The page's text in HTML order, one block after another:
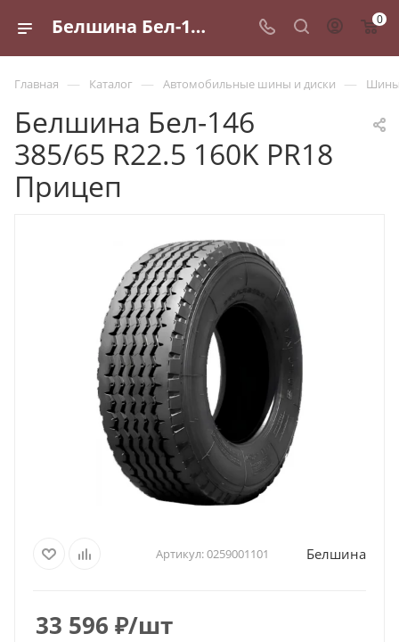
Белшина Бел-146 385/65 R22.5 160K PR18 Прицеп - купить в Санкт-Петербурге по выгодной цене 0
Главная — Каталог — Автомобильные шины и диски — Шины
Белшина Бел-146
385/65 R22.5 160K PR18
Прицеп
Артикул:0259001101 Белшина
33 596 ₽/шт